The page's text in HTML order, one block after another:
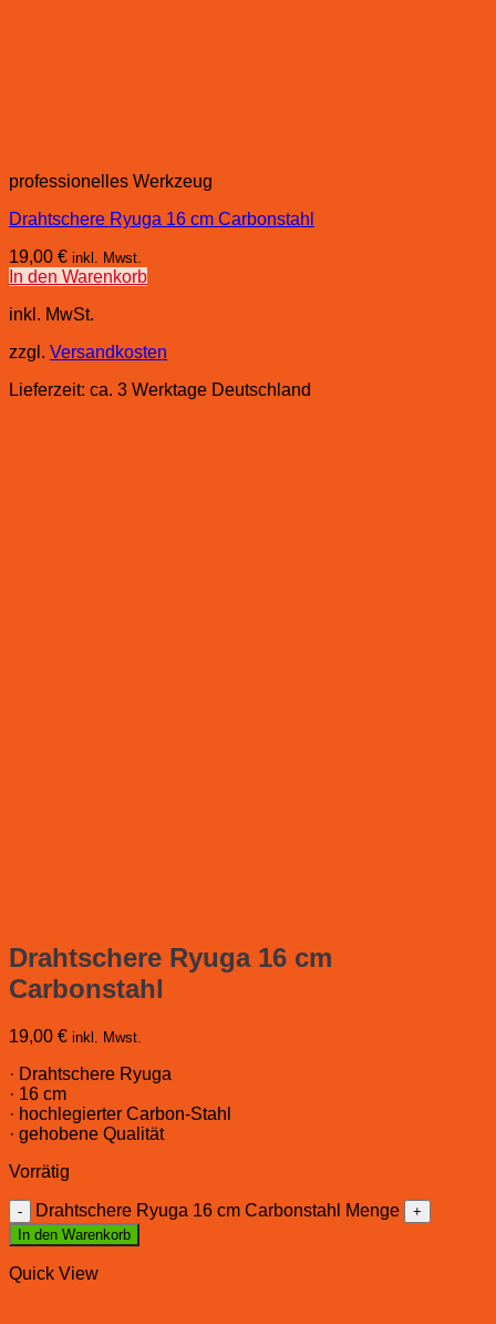
professionelles Werkzeug
Drahtschere Ryuga 16 cm Carbonstahl
19,00 € inkl. Mwst.
In den Warenkorb
inkl. MwSt.
zzgl. Versandkosten
Lieferzeit: ca. 3 Werktage Deutschland
Drahtschere Ryuga 16 cm
Carbonstahl
19,00 € inkl. Mwst.
· Drahtschere Ryuga
· 16 cm
· hochlegierter Carbon-Stahl
· gehobene Qualität
Vorrätig
Drahtschere Ryuga 16 cm Carbonstahl Menge
In den Warenkorb
Quick View